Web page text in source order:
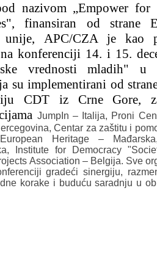
nazivom „Empower for
finansiran od strane
unije, APC/CZA je kao
konferenciji 14. i 15.
vrednosti mladih" u
su implementirani od
CDT iz Crne Gore,
JumpIn – Italija, Proni
Centar za zaštitu i
Heritage –
Institute for Democracy
Association – Belgija. Sve
gradeći sinergiju,
korake i buduću saradnju u